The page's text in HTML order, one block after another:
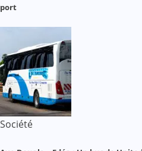
port
Société